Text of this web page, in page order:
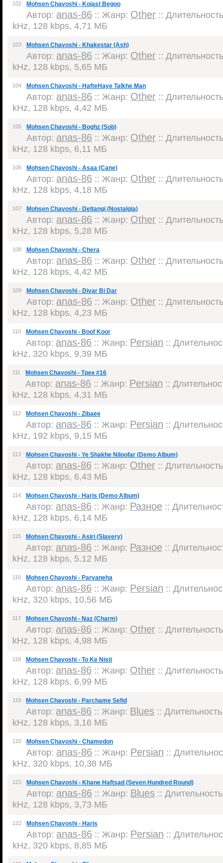
102 Mohsen Chavoshi - Kojast Begoo
Автор: anas-86 :: Жанр: Other ::
kHz, 128 kbps, 4,71 МБ
103 Mohsen Chavoshi - Khakestar (Ash)
Автор: anas-86 :: Жанр: Other ::
kHz, 128 kbps, 5,65 МБ
104 Mohsen Chavoshi - HafteHaye Talkhe Man
Автор: anas-86 :: Жанр: Other ::
kHz, 128 kbps, 4,42 МБ
105 Mohsen Chavoshi - Boghz (Sob)
Автор: anas-86 :: Жанр: Other ::
kHz, 128 kbps, 6,11 МБ
106 Mohsen Chavoshi - Asaa (Cane)
Автор: anas-86 :: Жанр: Other ::
kHz, 128 kbps, 4,18 МБ
107 Mohsen Chavoshi - Deltangi (Nostalgia)
Автор: anas-86 :: Жанр: Other ::
kHz, 128 kbps, 5,28 МБ
108 Mohsen Chavoshi - Chera
Автор: anas-86 :: Жанр: Other ::
kHz, 128 kbps, 4,42 МБ
109 Mohsen Chavoshi - Divar Bi Dar
Автор: anas-86 :: Жанр: Other ::
kHz, 128 kbps, 4,23 МБ
110 Mohsen Chavoshi - Boof Koor
Автор: anas-86 :: Жанр: Persian ::
kHz, 320 kbps, 9,39 МБ
111 Mohsen Chavoshi - Трек #16
Автор: anas-86 :: Жанр: Persian ::
kHz, 128 kbps, 4,31 МБ
112 Mohsen Chavoshi - Zibaee
Автор: anas-86 :: Жанр: Persian ::
kHz, 192 kbps, 9,15 МБ
113 Mohsen Chavoshi - Ye Shakhe Niloofar (Demo Album)
Автор: anas-86 :: Жанр: Other ::
kHz, 128 kbps, 6,43 МБ
114 Mohsen Chavoshi - Haris (Demo Album)
Автор: anas-86 :: Жанр: Разное ::
kHz, 128 kbps, 6,14 МБ
115 Mohsen Chavoshi - Asiri (Slavery)
Автор: anas-86 :: Жанр: Разное ::
kHz, 128 kbps, 5,12 МБ
116 Mohsen Chavoshi - Parvaneha
Автор: anas-86 :: Жанр: Persian ::
kHz, 320 kbps, 10,56 МБ
117 Mohsen Chavoshi - Naz (Charm)
Автор: anas-86 :: Жанр: Other ::
kHz, 128 kbps, 4,98 МБ
118 Mohsen Chavoshi - To Ke Nisti
Автор: anas-86 :: Жанр: Other ::
kHz, 128 kbps, 6,99 МБ
119 Mohsen Chavoshi - Parchame Sefid
Автор: anas-86 :: Жанр: Blues ::
kHz, 128 kbps, 3,16 МБ
120 Mohsen Chavoshi - Chamedon
Автор: anas-86 :: Жанр: Persian ::
kHz, 320 kbps, 10,38 МБ
121 Mohsen Chavoshi - Khane Haftsad (Seven Hundred Round)
Автор: anas-86 :: Жанр: Blues ::
kHz, 128 kbps, 3,73 МБ
122 Mohsen Chavoshi - Haris
Автор: anas-86 :: Жанр: Persian ::
kHz, 320 kbps, 8,85 МБ